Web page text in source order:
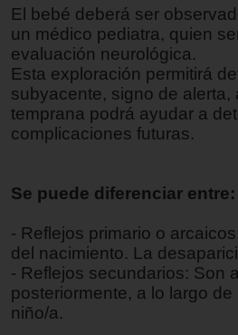
El bebé deberá ser
un médico pediatra, quien
evaluación neurológica.
Esta exploración permitirá
subyacente, signo de
temprana podrá ayudar a
complicaciones futuras.
Se puede diferenciar entre:
- Reflejos primario o
del nacimiento. La
- Reflejos secundarios: Son
posteriormente, a lo largo
niño/a.